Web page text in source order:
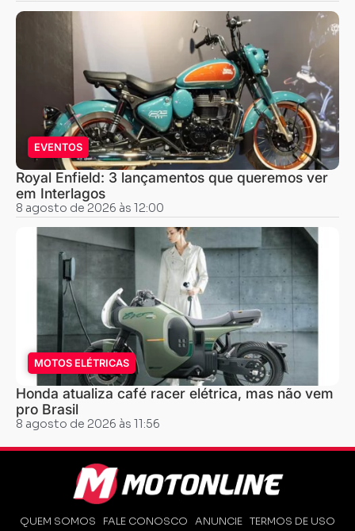
EVENTOS
Royal Enfield: 3 lançamentos que queremos ver
em Interlagos
8 agosto de 2026 às 12:00
MOTOS ELÉTRICAS
Honda atualiza café racer elétrica, mas não vem
pro Brasil
8 agosto de 2026 às 11:56
QUEM SOMOS FALE CONOSCO ANUNCIE TERMOS DE USO